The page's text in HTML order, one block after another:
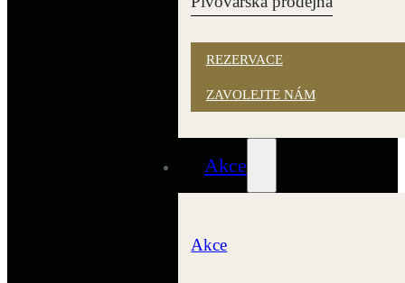
REZERVACE
ZAVOLEJTE NÁM
Akce
Akce